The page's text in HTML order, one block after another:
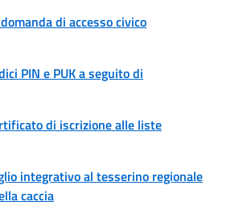
di accesso civico
PIN e PUK a seguito di
di iscrizione alle liste
integrativo al tesserino regionale
caccia